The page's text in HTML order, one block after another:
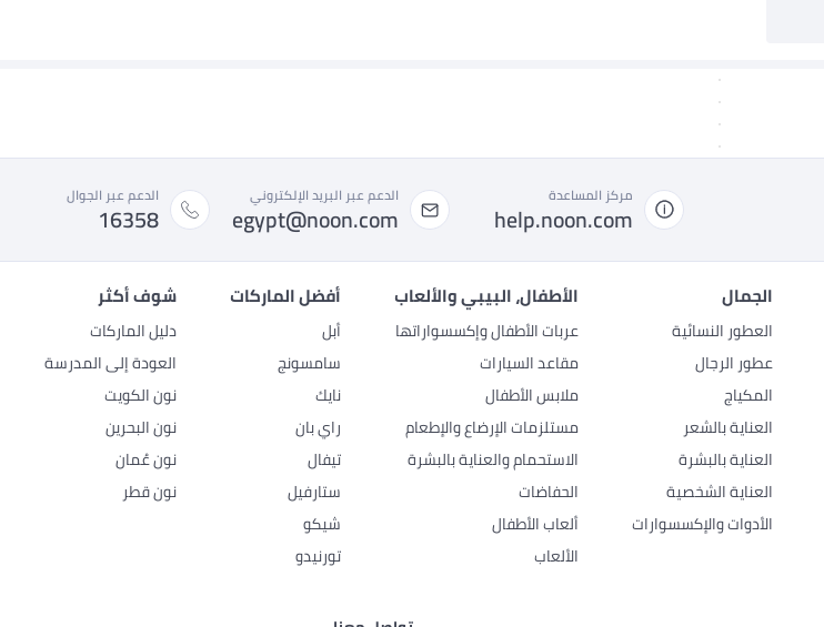
مركز المساعدة
help.noon.com
الدعم عبر البريد الإلكتروني
egypt@noon.com
الدعم عبر الجوال
16358
الجمال
العطور النسائية
عطور الرجال
المكياج
العناية بالشعر
العناية بالبشرة
العناية الشخصية
الأدوات والإكسسوارات
الأطفال، البيبي والألعاب
عربات الأطفال وإكسسواراتها
مقاعد السيارات
ملابس الأطفال
مستلزمات الإرضاع والإطعام
الاستحمام والعناية بالبشرة
الحفاضات
ألعاب الأطفال
الألعاب
أفضل الماركات
أبل
سامسونج
نايك
راي بان
تيفال
ستارفيل
شيكو
تورنيدو
شوف أكثر
دليل الماركات
العودة إلى المدرسة
نون الكويت
نون البحرين
نون عُمان
نون قطر